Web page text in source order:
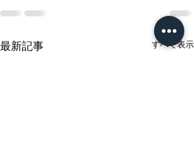
最新記事 すべて表示